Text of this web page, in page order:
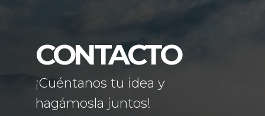
CONTACTO
¡Cuéntanos tu idea y
hagámosla juntos!